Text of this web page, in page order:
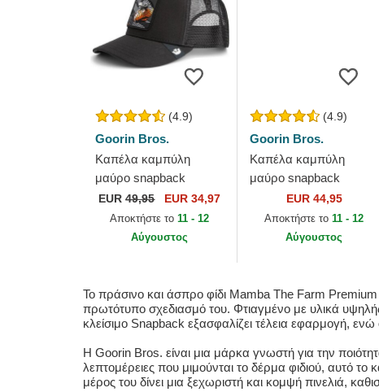
(4.9)
Goorin Bros.
Καπέλα καμπύλη
μαύρο snapback
Mamba The Farm
Premium The Farm
Goorin Bros.
EUR49,95 EUR 34,97
Αποκτήστε το11 - 12
Αύγουστος
(4.9)
Goorin Bros.
Καπέλα καμπύλη
μαύρο snapback
Mamba The Farm
Goorin Bros.
EUR 44,95
Αποκτήστε το11 - 12
Αύγουστος
Το πράσινο και άσπρο φίδι Mamba The Farm
πρωτότυπο σχεδιασμό του. Φτιαγμένο με υλικά
κλείσιμο Snapback εξασφαλίζει τέλεια εφαρμογή,
Η Goorin Bros. είναι μια μάρκα γνωστή για την
λεπτομέρειες που μιμούνται το δέρμα φιδιού, αυτό
μέρος του δίνει μια ξεχωριστή και κομψή πινελιά,